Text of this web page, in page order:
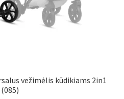
vežimėlis kūdikiams 2in1
(085)